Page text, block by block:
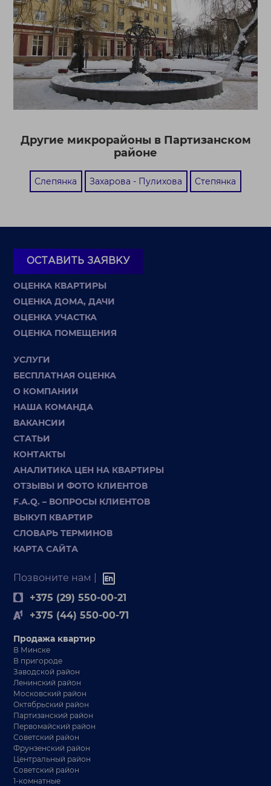
Другие микрорайоны в Партизанском
районе
Слепянка Захарова - Пулихова Степянка
ОСТАВИТЬ ЗАЯВКУ
ОЦЕНКА КВАРТИРЫ
ОЦЕНКА ДОМА, ДАЧИ
ОЦЕНКА УЧАСТКА
ОЦЕНКА ПОМЕЩЕНИЯ
УСЛУГИ
БЕСПЛАТНАЯ ОЦЕНКА
О КОМПАНИИ
НАША КОМАНДА
ВАКАНСИИ
СТАТЬИ
КОНТАКТЫ
АНАЛИТИКА ЦЕН НА КВАРТИРЫ
ОТЗЫВЫ И ФОТО КЛИЕНТОВ
F.A.Q. – ВОПРОСЫ КЛИЕНТОВ
ВЫКУП КВАРТИР
СЛОВАРЬ ТЕРМИНОВ
КАРТА САЙТА
Позвоните нам |
+375 (29) 550-00-21
+375 (44) 550-00-71
Продажа квартир
В Минске
В пригороде
Заводской район
Ленинский район
Московский район
Октябрьский район
Партизанский район
Первомайский район
Советский район
Фрунзенский район
Центральный район
Советский район
1-комнатные